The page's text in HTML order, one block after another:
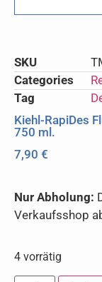
SKU
Categories
Tag
Kiehl-RapiDes
750 ml.
7,90 €
Nur Abholung:
Verkaufsshop
4 vorrätig